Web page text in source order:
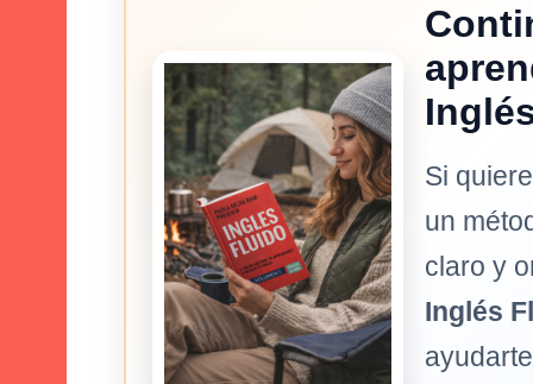
Si
un
claro y
Inglés